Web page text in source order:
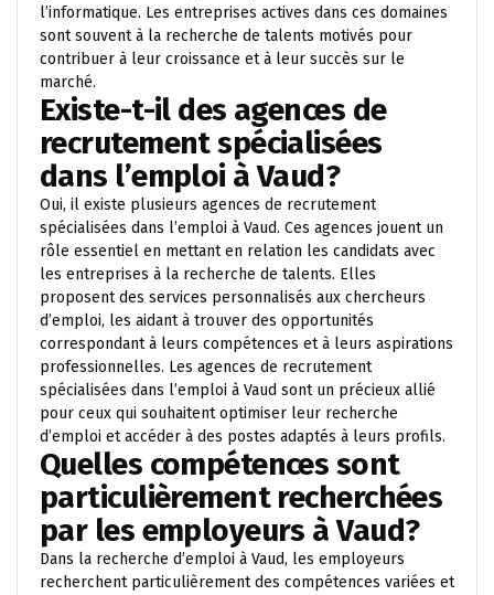
l’informatique. Les entreprises actives dans ces domaines
sont souvent à la recherche de talents motivés pour
contribuer à leur croissance et à leur succès sur le
marché.
Existe-t-il des agences de
recrutement spécialisées
dans l’emploi à Vaud?
Oui, il existe plusieurs agences de recrutement
spécialisées dans l’emploi à Vaud. Ces agences jouent un
rôle essentiel en mettant en relation les candidats avec
les entreprises à la recherche de talents. Elles
proposent des services personnalisés aux chercheurs
d’emploi, les aidant à trouver des opportunités
correspondant à leurs compétences et à leurs aspirations
professionnelles. Les agences de recrutement
spécialisées dans l’emploi à Vaud sont un précieux allié
pour ceux qui souhaitent optimiser leur recherche
d’emploi et accéder à des postes adaptés à leurs profils.
Quelles compétences sont
particulièrement recherchées
par les employeurs à Vaud?
Dans la recherche d’emploi à Vaud, les employeurs
recherchent particulièrement des compétences variées et